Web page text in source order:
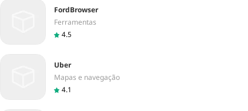
FordBrowser
Ferramentas
4.5
Uber
Mapas e navegação
4.1